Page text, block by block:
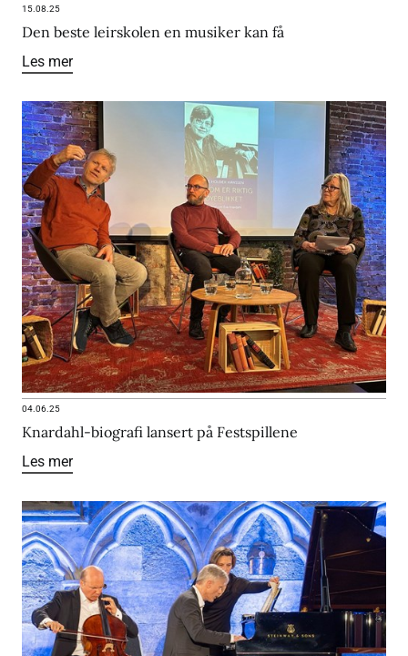
15.08.25
Den beste leirskolen en musiker kan få
Les mer
04.06.25
Knardahl-biografi lansert på Festspillene
Les mer